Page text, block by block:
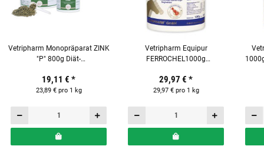
Vetripharm Monopräparat ZINK
"P" 800g Diät-
Pferde
19,11 € *
23,89 € pro 1 kg
Vetripharm Equipur
FERROCHEL1000g
Pferde
29,97 € *
29,97 € pro 1 kg